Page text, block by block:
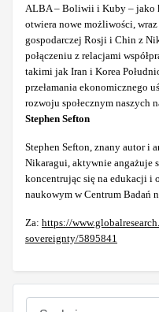
Szukaj
ALBA – Boliwii i Kuby – jako
otwiera nowe możliwości,
gospodarczej Rosji i Chin z
połączeniu z relacjami
takimi jak Iran i Korea
przełamania ekonomicznego
rozwoju społecznym naszych
Stephen Sefton
Stephen Sefton, znany autor i
Nikaragui, aktywnie angażuje
koncentrując się na edukacji i
naukowym w Centrum Badań
Za: https://
sovereignty/5895841